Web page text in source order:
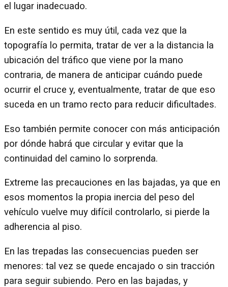
el lugar inadecuado.
En este sentido es muy útil, cada vez que la
topografía lo permita, tratar de ver a la distancia la
ubicación del tráfico que viene por la mano
contraria, de manera de anticipar cuándo puede
ocurrir el cruce y, eventualmente, tratar de que eso
suceda en un tramo recto para reducir dificultades.
Eso también permite conocer con más anticipación
por dónde habrá que circular y evitar que la
continuidad del camino lo sorprenda.
Extreme las precauciones en las bajadas, ya que en
esos momentos la propia inercia del peso del
vehículo vuelve muy difícil controlarlo, si pierde la
adherencia al piso.
En las trepadas las consecuencias pueden ser
menores: tal vez se quede encajado o sin tracción
para seguir subiendo. Pero en las bajadas, y